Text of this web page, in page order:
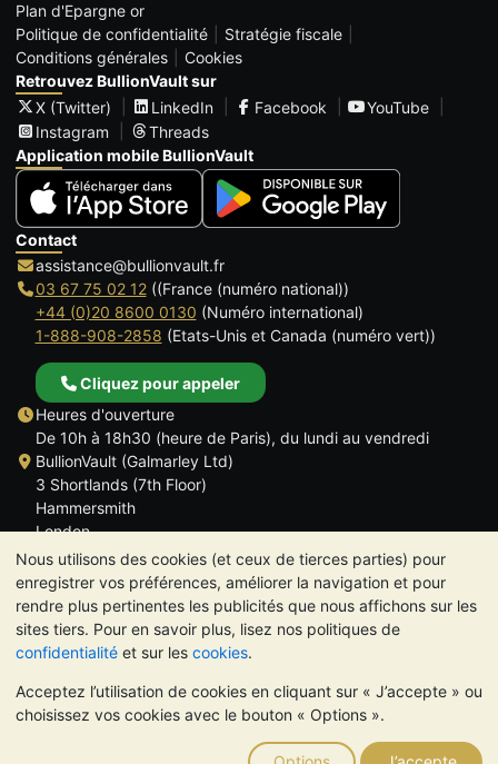
Nous utilisons des cookies (et ceux de tierces parties) pour
enregistrer vos préférences, améliorer la navigation et pour
rendre plus pertinentes les publicités que nous affichons sur les
sites tiers. Pour en savoir plus, lisez nos politiques de
confidentialité et sur les cookies.
Acceptez l’utilisation de cookies en cliquant sur « J’accepte » ou
choisissez vos cookies avec le bouton « Options ».
Plan d'Epargne or
Politique de confidentialité
Stratégie fiscale
Conditions générales
Cookies
Retrouvez BullionVault sur
X (Twitter)
LinkedIn Facebook
YouTube
Instagram
Threads
Application mobile BullionVault
Contact
assistance@bullionvault.fr
03 67 75 02 12((France (numéro national))
+44 (0)20 8600 0130 (Numéro international)
1-888-908-2858 (Etats-Unis et Canada (numéro vert))
Cliquez pour appeler
Heures d'ouverture
De 10h à 18h30 (heure de Paris), du lundi au vendredi
BullionVault (Galmarley Ltd)
3 Shortlands (7th Floor)
Hammersmith
London
W6 8DA
ROYAUME UNI
TrustScore 4.6 | 534 avis
VEUILLEZ NOTER: La valeur des métaux précieux peut aussi
bien baisser qu'augmenter. Les tendances historiques ne